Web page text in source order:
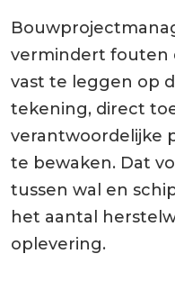
vermindert fouten
vast te leggen op
tekening, direct
verantwoordelijke
te bewaken. Dat
tussen wal en
het aantal
oplevering.